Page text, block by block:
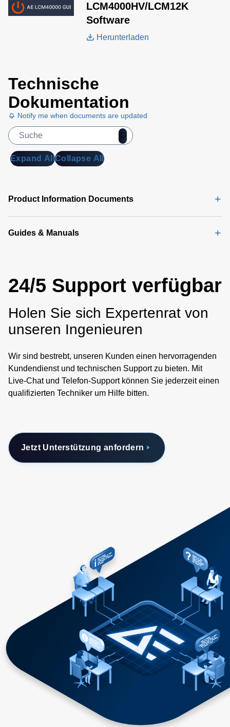
LCM4000HV/LCM12K
Software
Herunterladen
Technische
Dokumentation
Notify me when documents are updated
Expand AllCollapse All
Product Information Documents
Guides & Manuals
24/5 Support verfügbar
Holen Sie sich Expertenrat von
unseren Ingenieuren
Wir sind bestrebt, unseren Kunden einen hervorragenden
Kundendienst und technischen Support zu bieten. Mit
Live-Chat und Telefon-Support können Sie jederzeit einen
qualifizierten Techniker um Hilfe bitten.
Jetzt Unterstützung anfordern